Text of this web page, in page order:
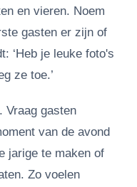
en vieren. Noem
gasten er zijn of
‘Heb je leuke foto's
ze toe.’
Vraag gasten
van de avond
jarige te maken of
Zo voelen